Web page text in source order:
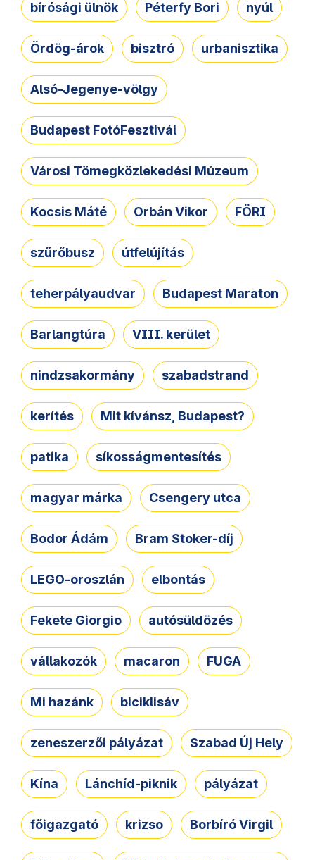
bírósági ülnök Péterfy Bori nyúl
Ördög-árok bisztró urbanisztika
Alsó-Jegenye-völgy
Budapest FotóFesztivál
Városi Tömegközlekedési Múzeum
Kocsis Máté Orbán Vikor FÖRI
szűrőbusz útfelújítás
teherpályaudvar Budapest Maraton
Barlangtúra VIII. kerület
nindzsakormány szabadstrand
kerítés Mit kívánsz, Budapest?
patika síkosságmentesítés
magyar márka Csengery utca
Bodor Ádám Bram Stoker-díj
LEGO-oroszlán elbontás
Fekete Giorgio autósüldözés
vállakozók macaron FUGA
Mi hazánk biciklisáv
zeneszerzői pályázat Szabad Új Hely
Kína Lánchíd-piknik pályázat
főigazgató krizso Borbíró Virgil